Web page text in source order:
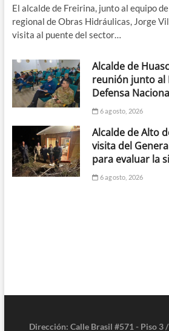
El alcalde de Freirina, junto al equipo
regional de Obras Hidráulicas, Jorge
visita al puente del sector…
Alcalde de
reunión junto al
Defensa
6 agosto, 2026
Alcalde de Alto
visita del
para evaluar la
6 agosto, 2026
Dirección: Calle Brasil #571 - Piso 3